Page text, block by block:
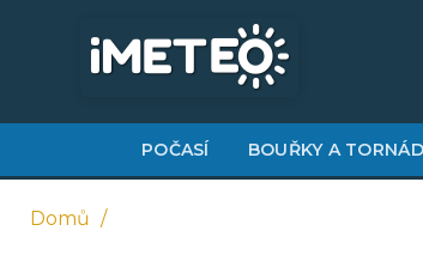
hlavnímu
POČASÍ BOUŘKY A
Domů